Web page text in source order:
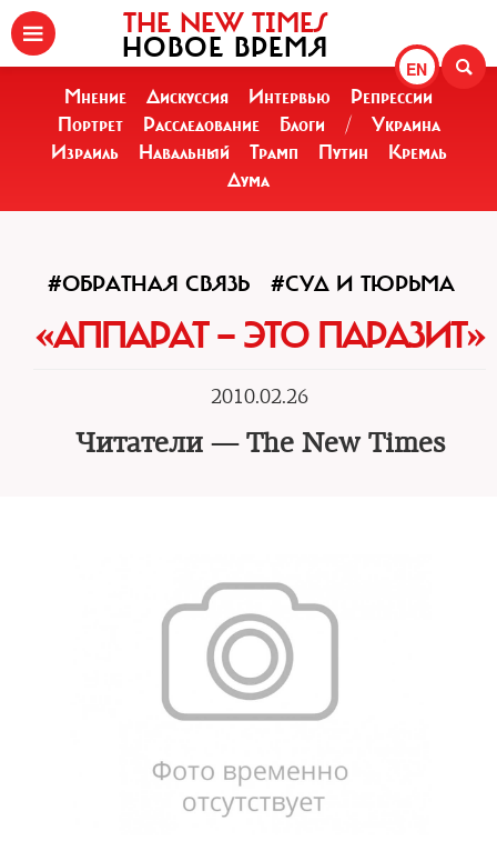
EN
THE NEW TIMES
НОВОЕ ВРЕМЯ
Мнение Дискуссия Интервью
Репрессии
Портрет
Расследование Блоги /
Украина
Израиль
Навальный Трамп Путин
Кремль
Дума
#ОБРАТНАЯ СВЯЗЬ #СУД И ТЮРЬМА
«АППАРАТ — ЭТО ПАРАЗИТ»
2010.02.26
Читатели — The New Times